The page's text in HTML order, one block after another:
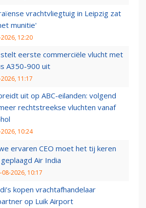
vrachtvliegtuig in Leipzig zat
munitie'
12:20
stelt eerste commerciële vlucht met
A350-900 uit
11:17
uit op ABC-eilanden: volgend
rechtstreekse vluchten vanaf
10:24
ervaren CEO moet het tij keren
Air India
08-2026, 10:17
kopen vrachtafhandelaar
op Luik Airport